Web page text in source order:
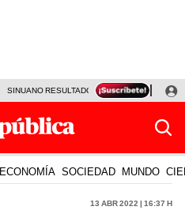
SINUANO RESULTADOS HOY JORGE
ECONOMÍA SOCIEDAD MUNDO
13 Abr 2022 | 16:37 h